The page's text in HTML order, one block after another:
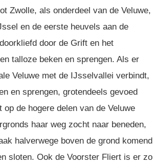
Zwolle, als onderdeel van de Veluwe,
en de eerste heuvels aan de
door de Grift en het
talloze beken en sprengen. Als er
Veluwe met de IJsselvallei verbindt,
en sprengen, grotendeels gevoed
op de hogere delen van de Veluwe
haar weg zocht naar beneden,
halverwege boven de grond komend
sloten. Ook de Voorster Fliert is er zo